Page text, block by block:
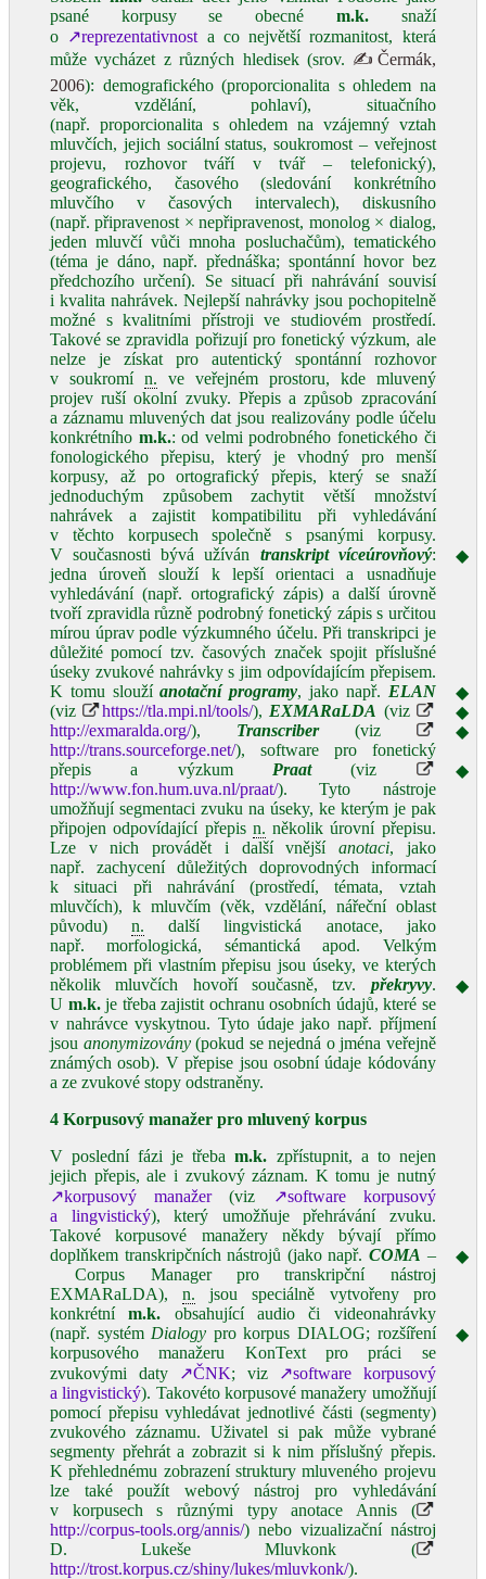
psané korpusy se obecné m.k. snaží
o ↗reprezentativnost a co největší rozmanitost, která
může vycházet z různých hledisek (srov. ✍Čermák,
2006): demografického (proporcionalita s ohledem na
věk, vzdělání, pohlaví), situačního
(např. proporcionalita s ohledem na vzájemný vztah
mluvčích, jejich sociální status, soukromost – veřejnost
projevu, rozhovor tváří v tvář – telefonický),
geografického, časového (sledování konkrétního
mluvčího v časových intervalech), diskusního
(např. připravenost × nepřipravenost, monolog × dialog,
jeden mluvčí vůči mnoha posluchačům), tematického
(téma je dáno, např. přednáška; spontánní hovor bez
předchozího určení). Se situací při nahrávání souvisí
i kvalita nahrávek. Nejlepší nahrávky jsou pochopitelně
možné s kvalitními přístroji ve studiovém prostředí.
Takové se zpravidla pořizují pro fonetický výzkum, ale
nelze je získat pro autentický spontánní rozhovor
v soukromí n. ve veřejném prostoru, kde mluvený
projev ruší okolní zvuky. Přepis a způsob zpracování
a záznamu mluvených dat jsou realizovány podle účelu
konkrétního m.k.: od velmi podrobného fonetického či
fonologického přepisu, který je vhodný pro menší
korpusy, až po ortografický přepis, který se snaží
jednoduchým způsobem zachytit větší množství
nahrávek a zajistit kompatibilitu při vyhledávání
v těchto korpusech společně s psanými korpusy.
V současnosti bývá užíván transkript víceúrovňový:
jedna úroveň slouží k lepší orientaci a usnadňuje
vyhledávání (např. ortografický zápis) a další úrovně
tvoří zpravidla různě podrobný fonetický zápis s určitou
mírou úprav podle výzkumného účelu. Při transkripci je
důležité pomocí tzv. časových značek spojit příslušné
úseky zvukové nahrávky s jim odpovídajícím přepisem.
K tomu sloužíanotační programy, jako např. ELAN
(viz
https://tla.mpi.nl/tools/), EXMARaLDA (viz
http://exmaralda.org/), Transcriber(viz
http://trans.sourceforge.net/), software pro fonetický
přepis a výzkum Praat(viz
http://www.fon.hum.uva.nl/praat/). Tyto nástroje
umožňují segmentaci zvuku na úseky, ke kterým je pak
připojen odpovídající přepis n. několik úrovní přepisu.
Lze v nich provádět i další vnějšíanotaci, jako
např. zachycení důležitých doprovodných informací
k situaci při nahrávání (prostředí, témata, vztah
mluvčích), k mluvčím (věk, vzdělání, nářeční oblast
původu)n. další lingvistická anotace, jako
např. morfologická, sémantická apod. Velkým
problémem při vlastním přepisu jsou úseky, ve kterých
několik mluvčích hovoří současně, tzv. překryvy.
U m.k.je třeba zajistit ochranu osobních údajů, které se
v nahrávce vyskytnou. Tyto údaje jako např. příjmení
jsou anonymizovány(pokud se nejedná o jména veřejně
známých osob). V přepise jsou osobní údaje kódovány
a ze zvukové stopy odstraněny.
4 Korpusový manažer pro mluvený korpus
V poslední fázi je třebam.k. zpřístupnit, a to nejen
jejich přepis, ale i zvukový záznam. K tomu je nutný
↗korpusový manažer(viz
↗software korpusový
a lingvistický), který umožňuje přehrávání zvuku.
Takové korpusové manažery někdy bývají přímo
doplňkem transkripčních nástrojů (jako např.COMA –
Corpus Manager pro transkripční nástroj
EXMARaLDA),n. jsou speciálně vytvořeny pro
konkrétním.k. obsahující audio či videonahrávky
(např. systém Dialogy pro korpus DIALOG; rozšíření
korpusového manažeru KonText pro práci se
zvukovými daty
↗ČNK; viz
↗software korpusový
a lingvistický). Takovéto korpusové manažery umožňují
pomocí přepisu vyhledávat jednotlivé části (segmenty)
zvukového záznamu. Uživatel si pak může vybrané
segmenty přehrát a zobrazit si k nim příslušný přepis.
K přehlednému zobrazení struktury mluveného projevu
lze také použít webový nástroj pro vyhledávání
v korpusech s různými typy anotace Annis (
http://corpus-tools.org/annis/) nebo vizualizační nástroj
D. Lukeše Mluvkonk (
http://trost.korpus.cz/shiny/lukes/mluvkonk/).
◆
◆
◆
◆
◆
◆
◆
◆